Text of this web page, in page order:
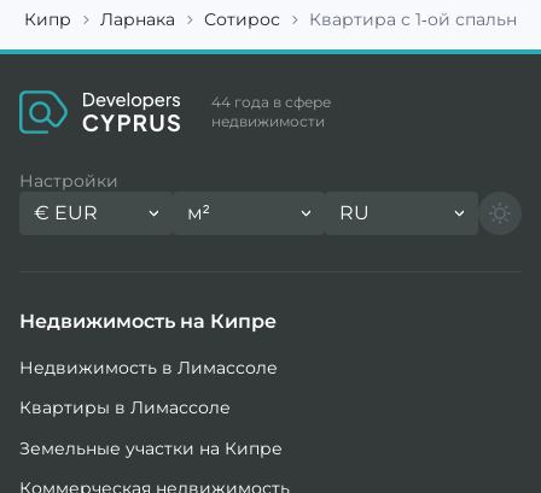
Кипр Ларнака Сотирос Квартира с 1-ой
44 года в сфере
недвижимости
Настройки
€ EUR м² RU
Недвижимость на Кипре
Недвижимость в Лимассоле
Квартиры в Лимассоле
Земельные участки на Кипре
Коммерческая недвижимость